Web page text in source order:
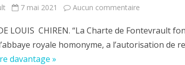
7 mai 2021 Aucun commentaire
Chiren
LOUIS CHIREN. “La Charte de Fontevrault
royale homonyme, a l’autorisation de
davantage »